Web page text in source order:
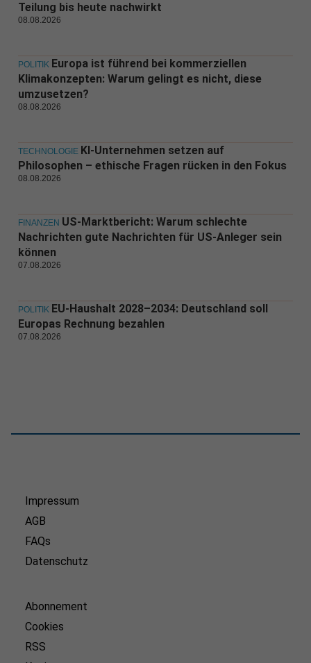
Teilung bis heute nachwirkt
08.08.2026
POLITIK Europa ist führend bei kommerziellen
Klimakonzepten: Warum gelingt es nicht, diese
umzusetzen?
08.08.2026
TECHNOLOGIE KI-Unternehmen setzen auf
Philosophen – ethische Fragen rücken in den Fokus
08.08.2026
FINANZEN US-Marktbericht: Warum schlechte
Nachrichten gute Nachrichten für US-Anleger sein
können
07.08.2026
POLITIK EU-Haushalt 2028–2034: Deutschland soll
Europas Rechnung bezahlen
07.08.2026
Impressum
AGB
FAQs
Datenschutz
Abonnement
Cookies
RSS